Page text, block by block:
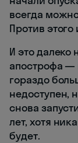
всегда
Против
И это далеко
апострофа
гораздо
недоступен,
снова
лет, хотя
будет.